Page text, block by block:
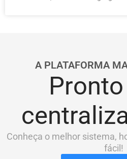
A PLATAFORMA
Conheça o melhor sistema,
fácil!